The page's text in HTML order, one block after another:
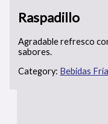
Raspadillo
Agradable refresco
sabores.
Category: Bebidas